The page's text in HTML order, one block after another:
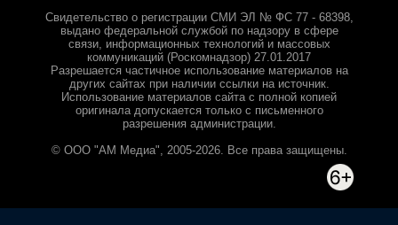
Свидетельство о регистрации СМИ ЭЛ № ФС 77 - 68398,
выдано федеральной службой по надзору в сфере
связи, информационных технологий и массовых
коммуникаций (Роскомнадзор) 27.01.2017
Разрешается частичное использование материалов на
других сайтах при наличии ссылки на источник.
Использование материалов сайта с полной копией
оригинала допускается только с письменного
разрешения администрации.
© ООО "АМ Медиа", 2005-2026. Все права защищены.